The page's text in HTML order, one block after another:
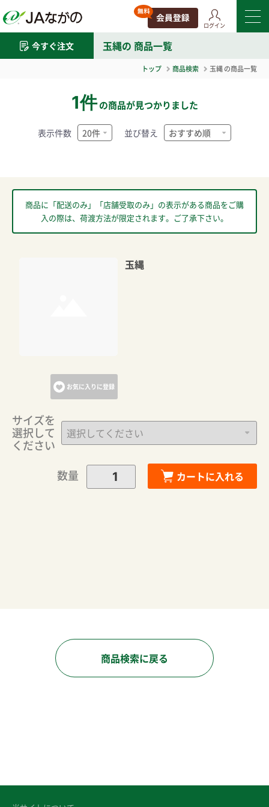
ログイン
今すぐ注文 玉縄の 商品一覧
トップ 商品検索 玉縄の商品一覧
1件 の商品が見つかりました
表示件数 並び替え
商品に「配送のみ」「店舗受取のみ」の表示がある商品をご購
入の際は、荷渡方法が限定されます。ご了承下さい。
お気に入りに登録
玉縄
サイズを
選択して
ください
数量
カートに入れる
商品検索に戻る